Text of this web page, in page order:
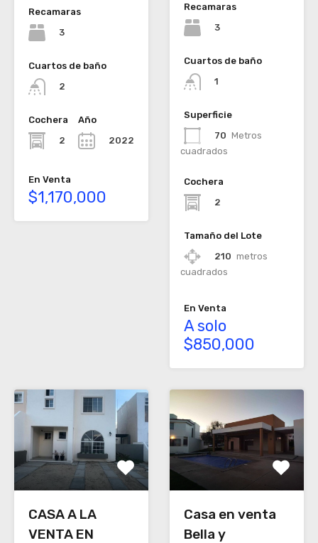
Recamaras
3
Cuartos de baño
2
Cochera
2
Año
2022
En Venta
$1,170,000
Recamaras
3
Cuartos de baño
1
Superficie
70 Metros
cuadrados
Cochera
2
Tamaño del Lote
210 metros
cuadrados
En Venta
A solo
$850,000
CASA A LA
VENTA EN
Casa en venta
Bella y